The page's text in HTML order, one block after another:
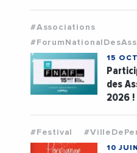
#Associations
15
des
2026 !
#Festival
10